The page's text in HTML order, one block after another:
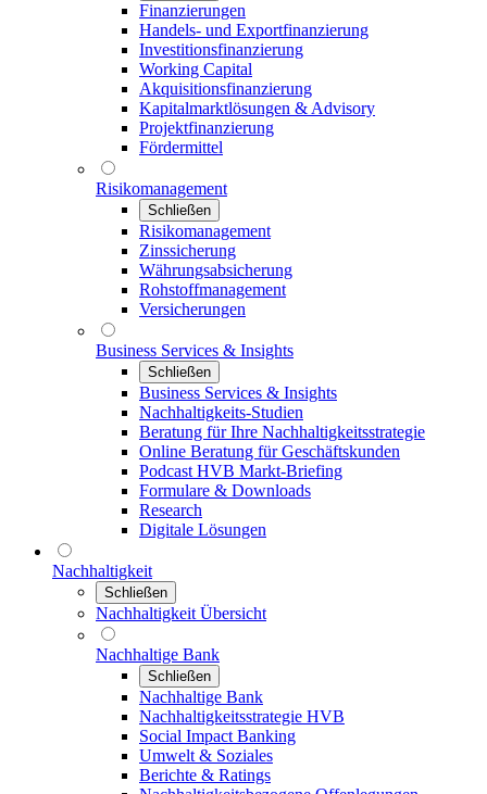
Finanzierungen
Handels- und Exportfinanzierung
Investitionsfinanzierung
Working Capital
Akquisitionsfinanzierung
Kapitalmarktlösungen & Advisory
Projektfinanzierung
Fördermittel
Risikomanagement
Schließen
Risikomanagement
Zinssicherung
Währungsabsicherung
Rohstoffmanagement
Versicherungen
Business Services & Insights
Schließen
Business Services & Insights
Nachhaltigkeits-Studien
Beratung für Ihre Nachhaltigkeitsstrategie
Online Beratung für Geschäftskunden
Podcast HVB Markt-Briefing
Formulare & Downloads
Research
Digitale Lösungen
Nachhaltigkeit
Schließen
Nachhaltigkeit Übersicht
Nachhaltige Bank
Schließen
Nachhaltige Bank
Nachhaltigkeitsstrategie HVB
Social Impact Banking
Umwelt & Soziales
Berichte & Ratings